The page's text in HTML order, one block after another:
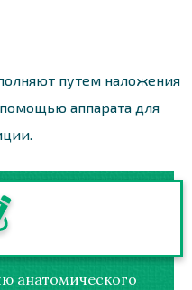
путем наложения
аппарата для
анатомического